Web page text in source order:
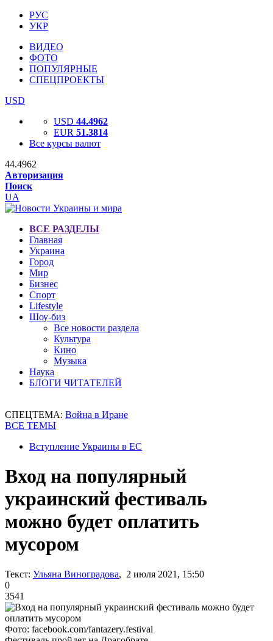
РУС
УКР
ВИДЕО
ФОТО
ПОПУЛЯРНЫЕ
СПЕЦПРОЕКТЫ
USD
USD 44.4962
EUR 51.3814
Все курсы валют
44.4962
Авторизация
Поиск
UA
ВСЕ РАЗДЕЛЫ
Главная
Украина
Город
Мир
Бизнес
Спорт
Lifestyle
Шоу-биз
Все новости раздела
Культура
Кино
Музыка
Наука
БЛОГИ ЧИТАТЕЛЕЙ
СПЕЦТЕМА: Война в Иране
ВСЕ ТЕМЫ
Вступление Украины в ЕС
Вход на популярный
украинский фестиваль
можно будет оплатить
мусором
Текст: Ульяна Виноградова, 2 июля 2021, 15:50
0
3541
Фото: facebook.com/fantazery.festival